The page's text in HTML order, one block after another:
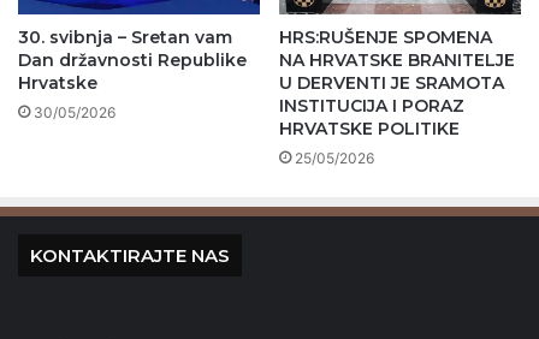
30. svibnja – Sretan vam
Dan državnosti Republike
Hrvatske
30/05/2026
HRS:RUŠENJE SPOMENA
NA HRVATSKE BRANITELJE
U DERVENTI JE SRAMOTA
INSTITUCIJA I PORAZ
HRVATSKE POLITIKE
25/05/2026
KONTAKTIRAJTE NAS